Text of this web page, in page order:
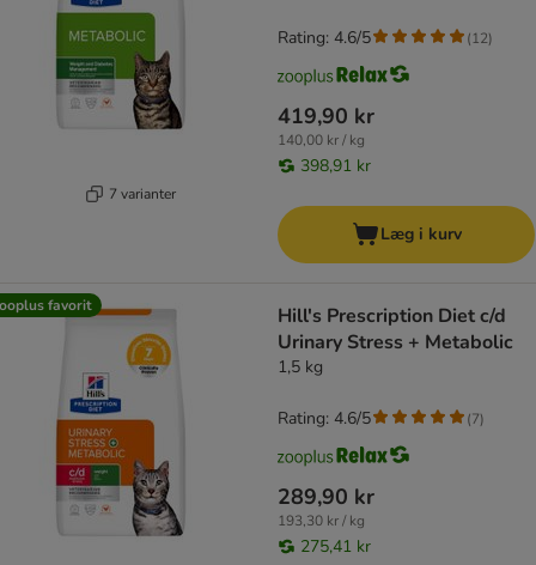
7 varianter
419,90 kr
140,00 kr / kg
398,91 kr
Rating: 4.6/5 (12)
Læg i kurv
favorit
Hill's Prescription Diet c/d
Urinary Stress + Metabolic
1,5 kg
289,90 kr
193,30 kr / kg
275,41 kr
Rating: 4.6/5 (7)